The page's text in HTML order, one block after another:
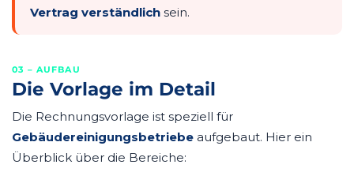
Vertrag verständlichsein.
03 – AUFBAU
Die Vorlage im Detail
Die Rechnungsvorlage ist speziell für
Gebäudereinigungsbetriebe aufgebaut. Hier ein
Überblick über die Bereiche: